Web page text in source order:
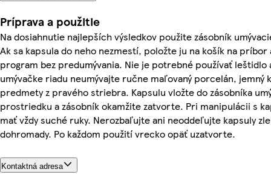
Príprava a použitie
Na dosiahnutie najlepších výsledkov použite zásobník
Ak sa kapsula do neho nezmestí, položte ju na košík na príbor
program bez predumývania. Nie je potrebné používať leštidlo
umývačke riadu neumývajte ručne maľovaný porcelán, jemný
predmety z pravého striebra. Kapsulu vložte do zásobníka
prostriedku a zásobník okamžite zatvorte. Pri manipulácii s
mať vždy suché ruky. Nerozbaľujte ani neoddeľujte kapsuly
dohromady. Po každom použití vrecko opäť uzatvorte.
Kontaktná adresa